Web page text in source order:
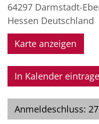
64297 Darmstadt-
Hessen Deutschland
Karte anzeigen
In Kalender
Anmeldeschluss: